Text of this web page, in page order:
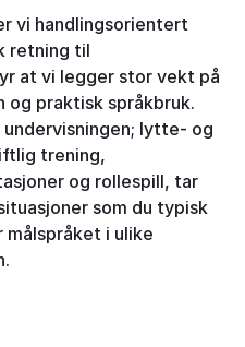
vi handlingsorientert
retning til
at vi legger stor vekt på
og praktisk språkbruk.
lytte- og
trening,
og rollespill, tar
som du typisk
målspråket i ulike